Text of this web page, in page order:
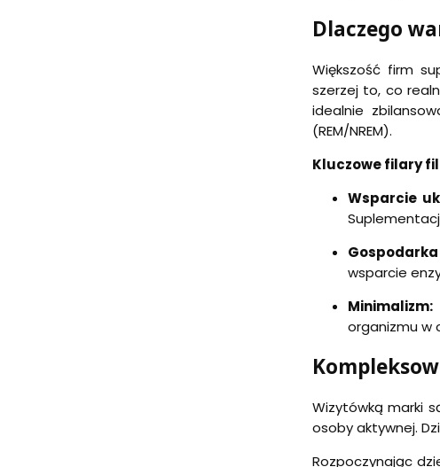
Dlaczego
Większość firm
szerzej to, co
idealnie
(REM/NREM).
Kluczowe filary
Wsparcie
wsparcie
Minimalizm:
organizmu w
Wizytówką marki
osoby aktywnej.
Rozpoczynając